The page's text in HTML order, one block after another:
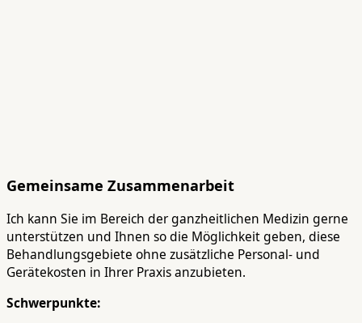
Gemeinsame Zusammenarbeit
Ich kann Sie im Bereich der ganzheitlichen Medizin gerne
unterstützen und Ihnen so die Möglichkeit geben, diese
Behandlungsgebiete ohne zusätzliche Personal- und
Gerätekosten in Ihrer Praxis anzubieten.
Schwerpunkte: